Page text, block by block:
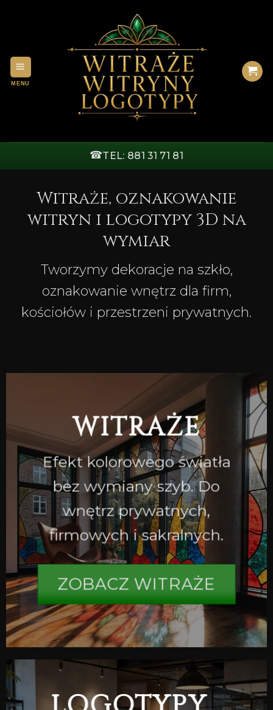
☎TEL: 881 31 71 81
Witraże, oznakowanie
witryn i logotypy 3D na
wymiar
Tworzymy dekoracje na szkło,
oznakowanie wnętrz dla firm,
kościołów i przestrzeni prywatnych.
WITRAŻE
Efekt kolorowego światła
bez wymiany szyb. Do
wnętrz prywatnych,
firmowych i sakralnych.
ZOBACZ WITRAŻE